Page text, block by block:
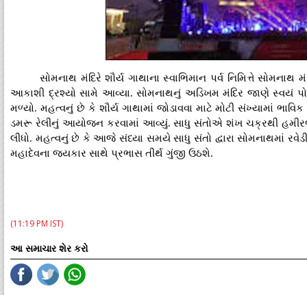
સોમનાથ મંદિરે શૌર્ય ગાથાના સ્વાભિમાન પર્વ નિમિત્તે
આકાશી દ્રશ્યો સામે આવ્યા. સોમનાથનું અડિખમ મંદિર જાણે સ્વયં
મળ્યો. મહત્વનું છે કે શૌર્ય ગાથામાં જોડાવવા માટે મોટી સંખ્યામાં
ડમરૂ રેલીનું આયોજન કરવામાં આવ્યું. સાધુ સંતોએ શંખ ચક્રથી
લીધો. મહત્વનું છે કે આજે સંધ્યા સમયે સાધુ સંતો દ્વારા સોમનાથમાં
મહાદેવના જયકાર સાથે પ્રભાસ તીર્થ ગુંજી ઉઠશે.
(11:19 PM IST)
આ સમાચાર શેર કરો